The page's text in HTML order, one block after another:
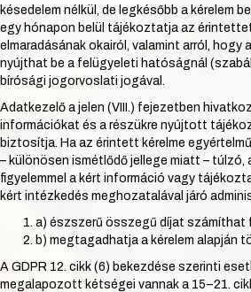
késedelem nélkül, de legkésőbb a kérelem
egy hónapon belül tájékoztatja az
elmaradásának okairól, valamint arról,
nyújthat be a felügyeleti hatóságnál
bírósági jogorvoslati jogával.
Adatkezelő a jelen (VIII.) fejezetben
információkat és a részükre nyújtott
biztosítja. Ha az érintett kérelme
– különösen ismétlődő jellege miatt – túlzó,
figyelemmel a kért információ vagy
kért intézkedés meghozatalával járó
a) észszerű összegű díjat számíthat
b) megtagadhatja a kérelem alapján
A GDPR 12. cikk (6) bekezdése szerinti
megalapozott kétségei vannak a 15–21.